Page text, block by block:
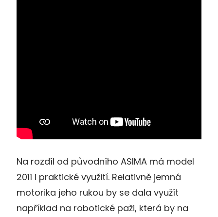
Na rozdíl od původního ASIMA má model
2011 i praktické využití. Relativně jemná
motorika jeho rukou by se dala využít
například na robotické paži, která by na